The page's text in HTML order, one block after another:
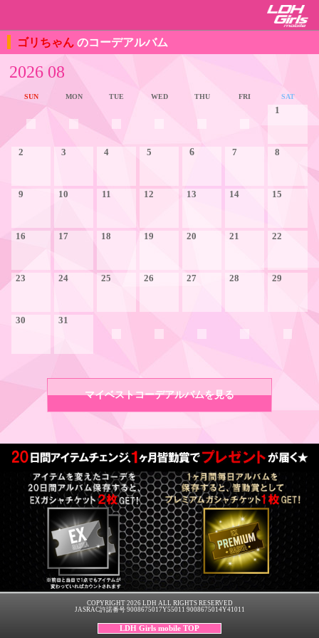
ゴリちゃん のコーデアルバム
2026 08
SUN MON TUE WED THU FRI SAT
1
2 3 4 5 6 7 8
9 10 11 12 13 14 15
16 17 18 19 20 21 22
23 24 25 26 27 28 29
30 31
マイベストコーデアルバムを見る
COPYRIGHT 2026 LDH ALL RIGHTS RESERVED
JASRAC許諾番号 9008675017Y55011 9008675014Y41011
LDH Girls mobile TOP